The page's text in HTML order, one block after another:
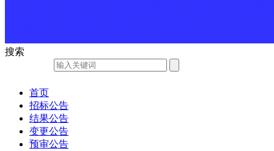
搜索
首页
招标公告
结果公告
变更公告
预审公告